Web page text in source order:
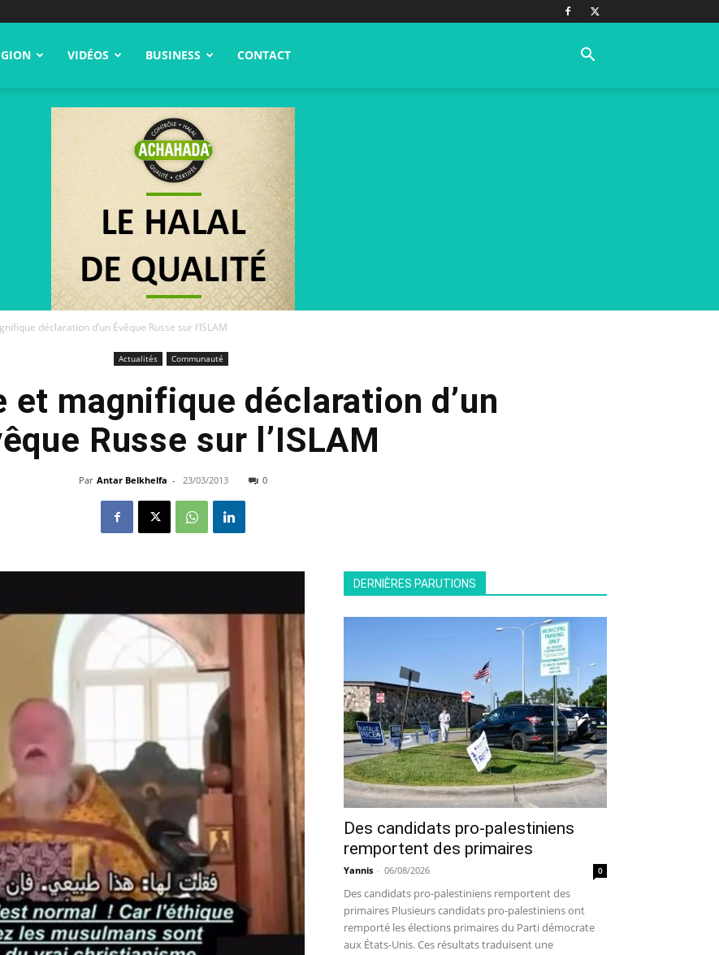
VIDÉOS BUSINESS CONTACT
déclaration d’un Évêque Russe sur l’ISLAM
Actualités Communauté
et magnifique déclaration d’un
Russe sur l’ISLAM
Par Antar Belkhelfa - 23/03/2013 0
DERNIÈRES PARUTIONS
Des candidats pro-palestiniens
remportent des primaires
Yannis - 06/08/2026 0
Des candidats pro-palestiniens remportent des
primaires Plusieurs candidats pro-palestiniens ont
remporté les élections primaires du Parti démocrate
aux États-Unis. Ces résultats traduisent une